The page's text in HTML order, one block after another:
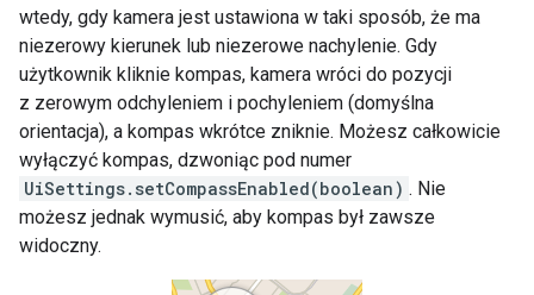
wtedy, gdy kamera jest ustawiona w taki sposób, że ma
niezerowy kierunek lub niezerowe nachylenie. Gdy
użytkownik kliknie kompas, kamera wróci do pozycji
z zerowym odchyleniem i pochyleniem (domyślna
orientacja), a kompas wkrótce zniknie. Możesz całkowicie
wyłączyć kompas, dzwoniąc pod numer
UiSettings.setCompassEnabled(boolean) . Nie
możesz jednak wymusić, aby kompas był zawsze
widoczny.